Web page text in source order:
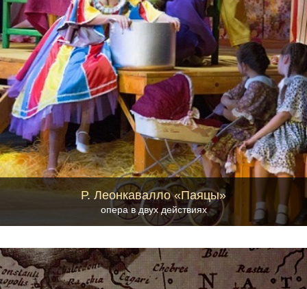
Р. Леонкавалло «Паяцы»
опера в двух действиях